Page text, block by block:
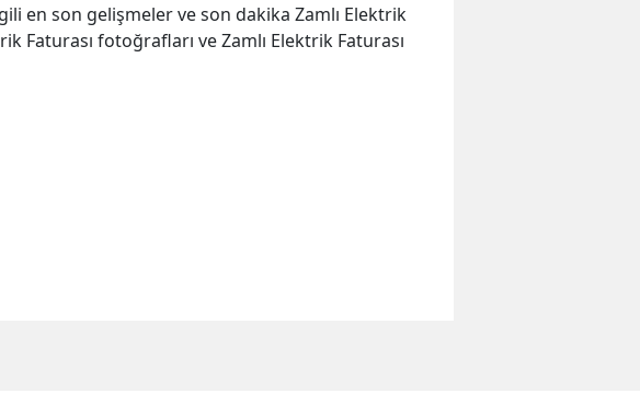
en son gelişmeler ve son dakika Zamlı Elektrik
Faturası fotoğrafları ve Zamlı Elektrik Faturası